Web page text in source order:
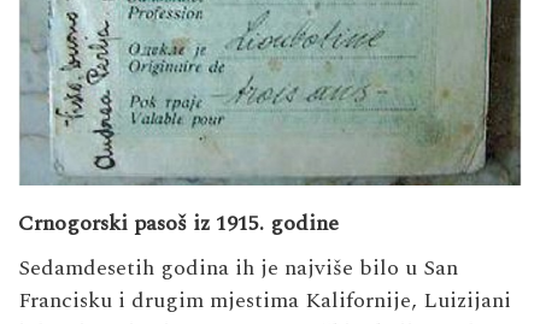
Crnogorski pasoš iz 1915. godine
Sedamdesetih godina ih je najviše bilo u San
Francisku i drugim mjestima Kalifornije, Luizijani